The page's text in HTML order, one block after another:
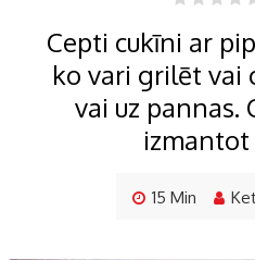
Cepti cukīni ar
ko vari grilēt vai
vai uz pannas.
izmantot
15 Min